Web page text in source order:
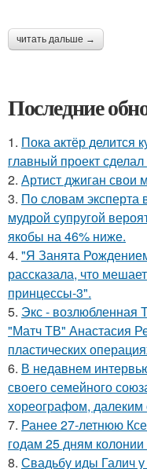
читать дальше →
Последние
1. Пока актёр делится
главный проект
2. Артист джиган свои
3. По словам эксперта
мудрой супругой
якобы на 46% ниже.
4. "Я Занята
рассказала, что
принцессы-3".
5. Экс - возлюбленная
"Матч ТВ" Анастасия
пластических
6. В недавнем
своего семейного
хореографом,
7. Ранее 27-летнюю
годам 25 дням
8. Свадьбу иды Галич у